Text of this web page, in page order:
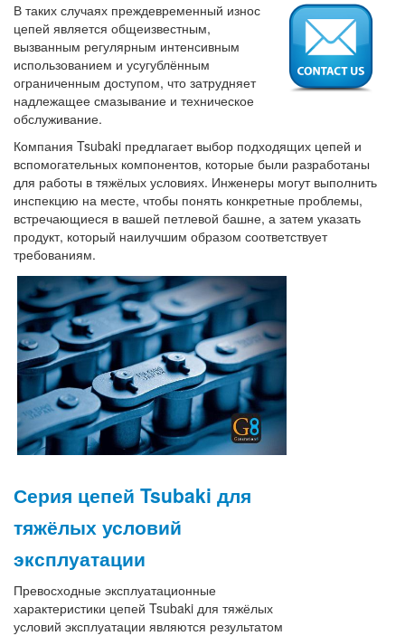
В таких случаях преждевременный износ
цепей является общеизвестным,
вызванным регулярным интенсивным
использованием и усугублённым
ограниченным доступом, что затрудняет
надлежащее смазывание и техническое
обслуживание.
Компания Tsubaki предлагает выбор подходящих цепей и
вспомогательных компонентов, которые были разработаны
для работы в тяжёлых условиях. Инженеры могут выполнить
инспекцию на месте, чтобы понять конкретные проблемы,
встречающиеся в вашей петлевой башне, а затем указать
продукт, который наилучшим образом соответствует
требованиям.
Серия цепей Tsubaki для
тяжёлых условий
эксплуатации
Превосходные эксплуатационные
характеристики цепей Tsubaki для тяжёлых
условий эксплуатации являются результатом